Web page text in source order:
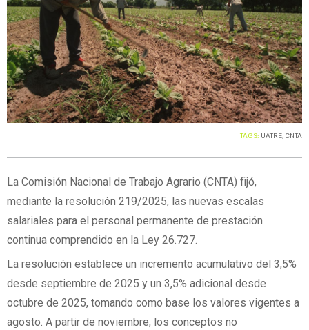
TAGS: UATRE, CNTA
La Comisión Nacional de Trabajo Agrario (CNTA) fijó,
mediante la resolución 219/2025, las nuevas escalas
salariales para el personal permanente de prestación
continua comprendido en la Ley 26.727.
La resolución establece un incremento acumulativo del 3,5%
desde septiembre de 2025 y un 3,5% adicional desde
octubre de 2025, tomando como base los valores vigentes a
agosto. A partir de noviembre, los conceptos no